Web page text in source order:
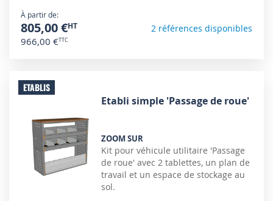
À partir de
805,00 €
966,00 €
2 références disponibles
ETABLIS
Etabli simple 'Passage de roue'
ZOOM SUR
Kit pour véhicule utilitaire 'Passage
de roue' avec 2 tablettes, un plan de
travail et un espace de stockage au
sol.